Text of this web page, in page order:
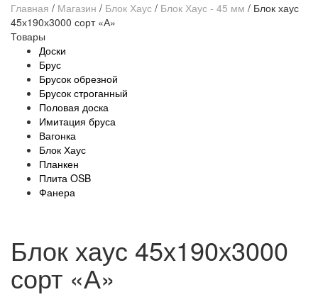
Главная / Магазин / Блок Хаус / Блок Хаус - 45 мм / Блок хаус
45х190х3000 сорт «А»
Товары
Доски
Брус
Брусок обрезной
Брусок строганный
Половая доска
Имитация бруса
Вагонка
Блок Хаус
Планкен
Плита OSB
Фанера
Блок хаус 45х190х3000
сорт «А»